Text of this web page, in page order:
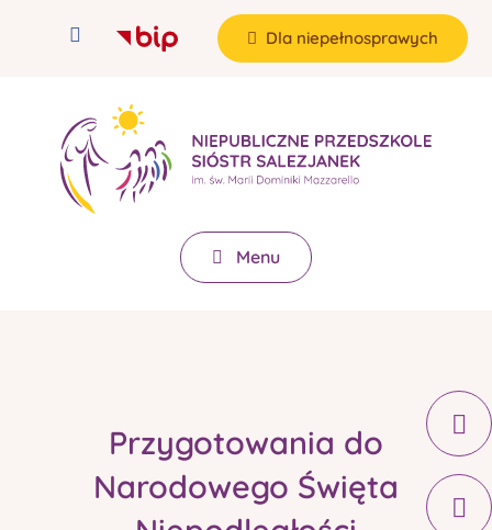
Dla niepełnosprawych
Menu
Przygotowania do
Narodowego Święta